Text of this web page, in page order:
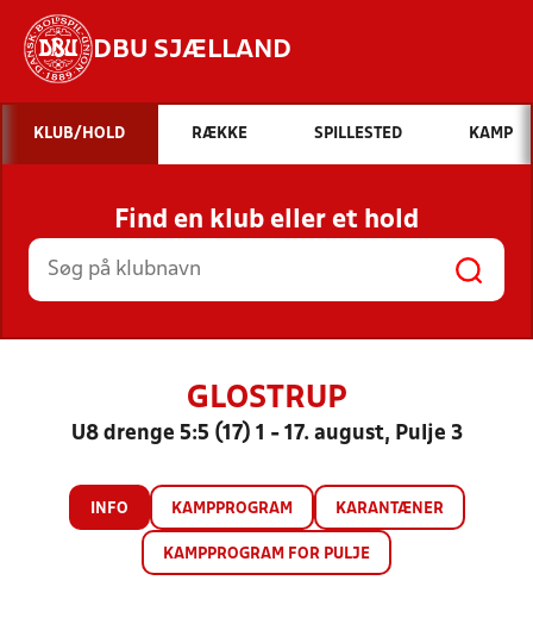
DBU SJÆLLAND
Hvad vil du søge efter?
INDHOLD OG NYHEDER
STILLINGER, RESULTATER, KLUBBER OG
HOLD
KLUB/HOLD RÆKKE SPILLESTED KAMP
Find en klub eller et hold
GLOSTRUP
U8 drenge 5:5 (17) 1 - 17. august, Pulje 3
INFO KAMPPROGRAM KARANTÆNER
KAMPPROGRAM FOR PULJE